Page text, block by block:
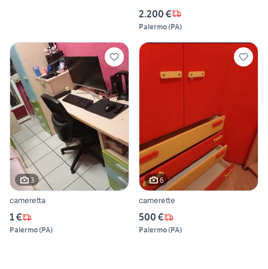
2.200 €
Palermo(PA)
3
cameretta
1 €
Palermo(PA)
6
camerette
500 €
Palermo(PA)